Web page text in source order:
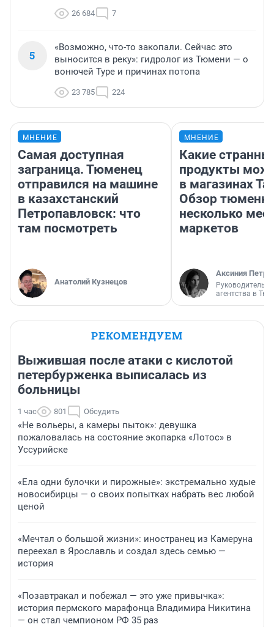
26 684 7
5
«Возможно, что-то закопали. Сейчас это
выносится в реку»: гидролог из Тюмени — о
вонючей Туре и причинах потопа
23 785 224
МНЕНИЕ
Самая доступная
заграница. Тюменец
отправился на машине
в казахстанский
Петропавловск: что
там посмотреть
Анатолий Кузнецов
МНЕНИЕ
Какие
продукты
в магазинах
Обзор
несколько
маркетов
Аксиния
Руководитель
агентства в
РЕКОМЕНДУЕМ
Выжившая после атаки с кислотой
петербурженка выписалась из
больницы
1 час 801 Обсудить
«Не вольеры, а камеры пыток»: девушка
пожаловалась на состояние экопарка «Лотос» в
Уссурийске
«Ела одни булочки и пирожные»: экстремально худые
новосибирцы — о своих попытках набрать вес любой
ценой
«Мечтал о большой жизни»: иностранец из Камеруна
переехал в Ярославль и создал здесь семью —
история
«Позавтракал и побежал — это уже привычка»:
история пермского марафонца Владимира Никитина
— он стал чемпионом РФ 35 раз